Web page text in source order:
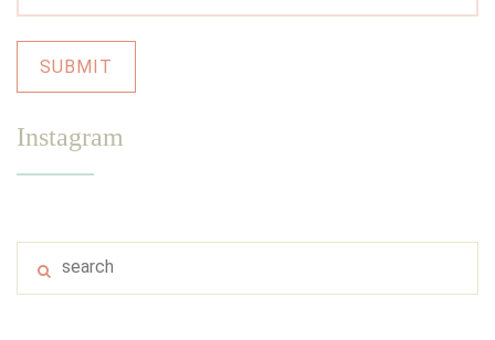
Instagram